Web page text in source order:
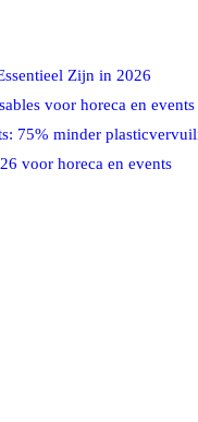
Zijn in 2026
voor horeca en events
75% minder
voor horeca en events